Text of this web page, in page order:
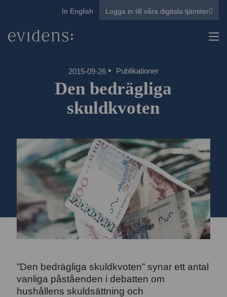
In English Logga in till våra digitala tjänster
2015-09-26 Publikationer
Den bedrägliga
skuldkvoten
”Den bedrägliga skuldkvoten” synar ett antal
vanliga påståenden i debatten om
hushållens skuldsättning och